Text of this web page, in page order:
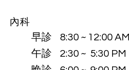
內科
早診 8:30 ~ 12:00 AM
午診 2:30 ~ 5:30 PM